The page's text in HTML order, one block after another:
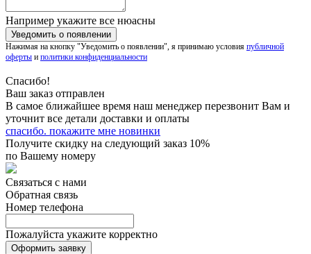
Например укажите все нюасны
Нажимая на кнопку "Уведомить о появлении", я принимаю условия публичной
оферты и политики конфиденциальности
Спасибо!
Ваш заказ отправлен
В самое ближайшее время наш менеджер перезвонит Вам и
уточнит все детали доставки и оплаты
спасибо. покажите мне новинки
Получите скидку на следующий заказ 10%
по Вашему номеру
Связаться с нами
Обратная связь
Номер телефона
Пожалуйста укажите корректно